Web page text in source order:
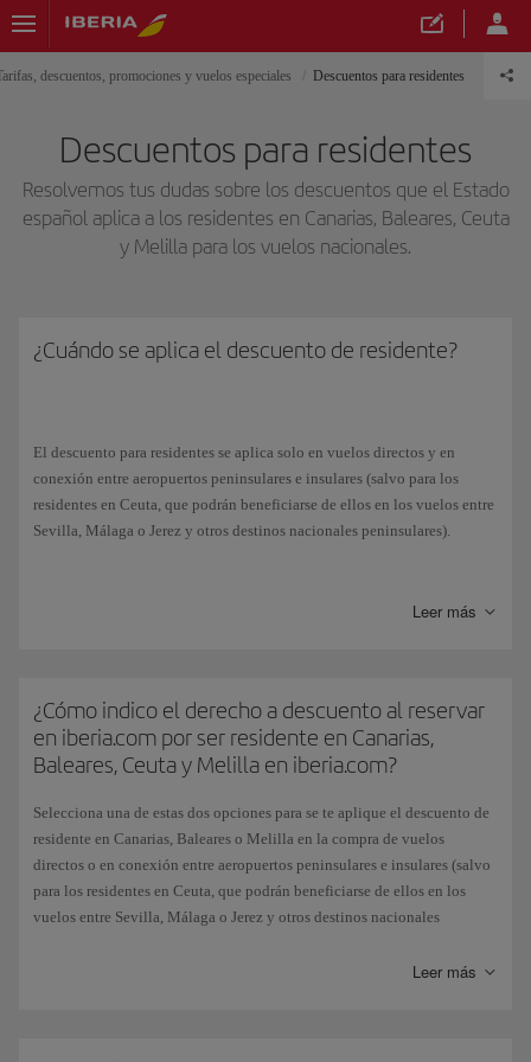
descuentos, promociones y vuelos especiales Descuentos para residentes
Descuentos para residentes
Resolvemos tus dudas sobre los descuentos que el Estado
español aplica a los residentes en Canarias, Baleares, Ceuta
y Melilla para los vuelos nacionales.
¿Cuándo se aplica el descuento de residente?
El descuento para residentes se aplica solo en vuelos directos y en
conexión entre aeropuertos peninsulares e insulares (salvo para los
residentes en Ceuta, que podrán beneficiarse de ellos en los vuelos entre
Sevilla, Málaga o Jerez y otros destinos nacionales peninsulares).
combinación permita el descuento, te mostraremos el desplegable de
Esta subvención, otorgada por el Estado español, no se aplica si eliges el
pago de billetes con Avios.
Leer más
¿Cómo indico el derecho a descuento al reservar
en iberia.com por ser residente en Canarias,
Baleares, Ceuta y Melilla en iberia.com?
Selecciona una de estas dos opciones para se te aplique el descuento de
residente en Canarias, Baleares o Melilla en la compra de vuelos
directos o en conexión entre aeropuertos peninsulares e insulares (salvo
para los residentes en Ceuta, que podrán beneficiarse de ellos en los
vuelos entre Sevilla, Málaga o Jerez y otros destinos nacionales
Leer más